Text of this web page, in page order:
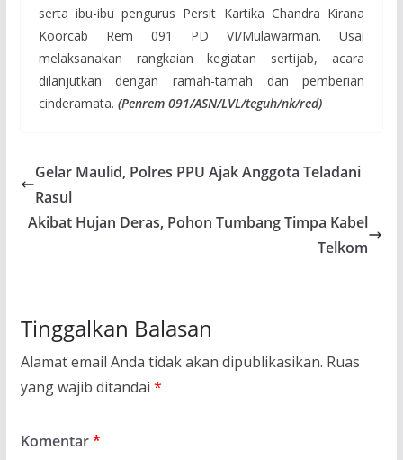
serta ibu-ibu pengurus Persit Kartika Chandra Kirana
Koorcab Rem 091 PD VI/Mulawarman. Usai
melaksanakan rangkaian kegiatan sertijab, acara
dilanjutkan dengan ramah-tamah dan pemberian
cinderamata. (Penrem 091/ASN/LVL/teguh/nk/red)
Gelar Maulid, Polres PPU Ajak Anggota Teladani
Rasul
Akibat Hujan Deras, Pohon Tumbang Timpa Kabel
Telkom
Tinggalkan Balasan
Alamat email Anda tidak akan dipublikasikan. Ruas
yang wajib ditandai *
Komentar*